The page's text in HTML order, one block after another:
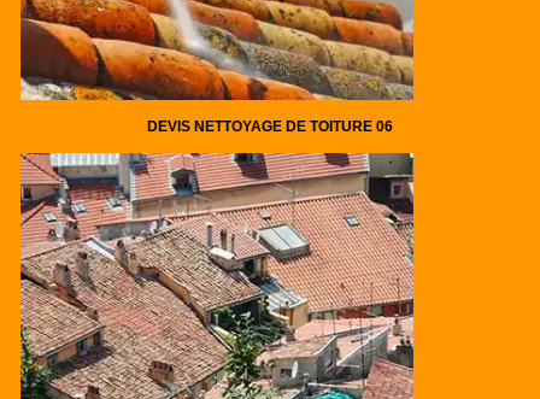
DEVIS NETTOYAGE DE TOITURE 06